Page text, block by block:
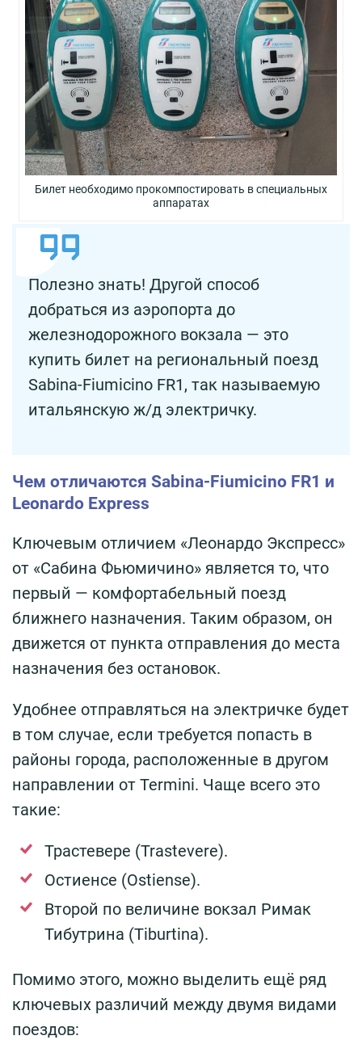
Билет необходимо прокомпостировать в специальных
аппаратах
Полезно знать! Другой способ
добраться из аэропорта до
железнодорожного вокзала — это
купить билет на региональный поезд
Sabina-Fiumicino FR1, так называемую
итальянскую ж/д электричку.
Чем отличаются Sabina-Fiumicino FR1 и
Leonardo Express
Ключевым отличием «Леонардо Экспресс»
от «Сабина Фьюмичино» является то, что
первый — комфортабельный поезд
ближнего назначения. Таким образом, он
движется от пункта отправления до места
назначения без остановок.
Удобнее отправляться на электричке будет
в том случае, если требуется попасть в
районы города, расположенные в другом
направлении от Termini. Чаще всего это
такие:
Трастевере (Trastevere).
Остиенсе (Ostiense).
Второй по величине вокзал Римак
Тибутрина (Tiburtina).
Помимо этого, можно выделить ещё ряд
ключевых различий между двумя видами
поездов: